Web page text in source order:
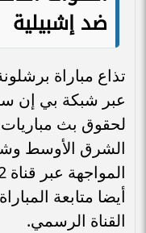
ضد إشبيلية
تذاع مباراة
عبر شبكة بي إن
لحقوق بث
الشرق الأوسط
أيضا متابعة
القناة الرسمي.